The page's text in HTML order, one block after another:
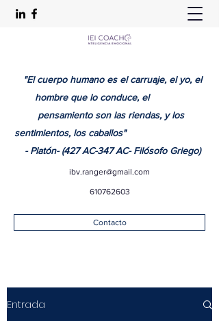
"El cuerpo humano es el carruaje, el yo, el
hombre que lo conduce, el
pensamiento son las riendas, y los
sentimientos, los caballos"
- Platón- (427 AC-347 AC- Filósofo Griego)
ibv.ranger@gmail.com
610762603
Contacto
Entrada